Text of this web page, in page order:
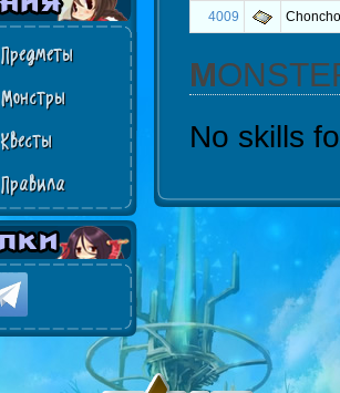
Предметы
Монстры
Квесты
Правила
4009
No skills